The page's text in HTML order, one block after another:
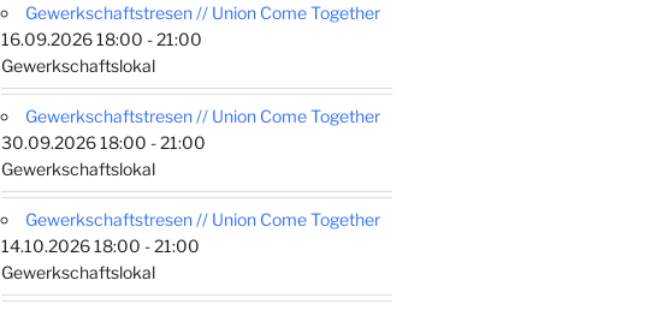
Gewerkschaftstresen // Union Come Together
16.09.2026 18:00 - 21:00
Gewerkschaftslokal
Gewerkschaftstresen // Union Come Together
30.09.2026 18:00 - 21:00
Gewerkschaftslokal
Gewerkschaftstresen // Union Come Together
14.10.2026 18:00 - 21:00
Gewerkschaftslokal